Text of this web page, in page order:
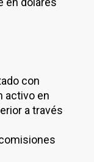
con
activo en
a través